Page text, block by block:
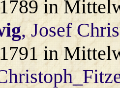
in
, Josef
in